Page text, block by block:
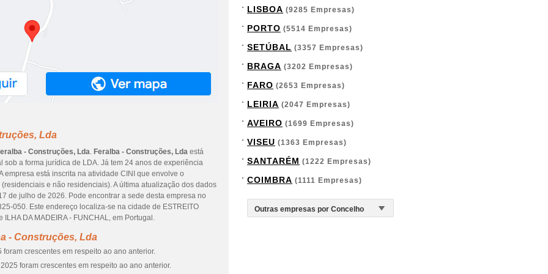
Lda
- Construções, Lda. Feralba - Construções, Lda está
a forma jurídica de LDA. Já tem 24 anos de experiência
empresa está inscrita na atividade CINI que envolve o
e não residenciais). A última atualização dos dados
de julho de 2026. Pode encontrar a sede desta empresa no
050. Este endereço localiza-se na cidade de ESTREITO
DA MADEIRA - FUNCHAL, em Portugal.
- Construções, Lda
crescentes em respeito ao ano anterior.
foram crescentes em respeito ao ano anterior.
LISBOA (9285 Empresas)
PORTO (5514 Empresas)
SETÚBAL (3357 Empresas)
BRAGA (3202 Empresas)
FARO (2653 Empresas)
LEIRIA (2047 Empresas)
AVEIRO (1699 Empresas)
VISEU (1363 Empresas)
SANTARÉM (1222 Empresas)
COIMBRA (1111 Empresas)